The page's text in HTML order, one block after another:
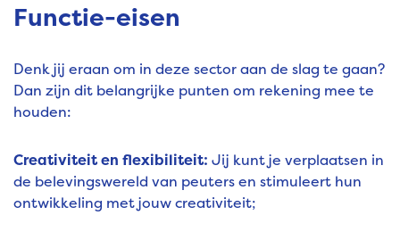
Functie-eisen
Denk jij eraan om in deze sector aan de slag te gaan?
Dan zijn dit belangrijke punten om rekening mee te
houden:
Creativiteit en flexibiliteit: Jij kunt je verplaatsen in
de belevingswereld van peuters en stimuleert hun
ontwikkeling met jouw creativiteit;